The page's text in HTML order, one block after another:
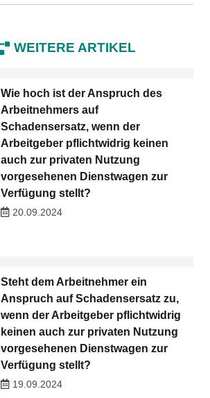
WEITERE ARTIKEL
Wie hoch ist der Anspruch des
Arbeitnehmers auf
Schadensersatz, wenn der
Arbeitgeber pflichtwidrig keinen
auch zur privaten Nutzung
vorgesehenen Dienstwagen zur
Verfügung stellt?
20.09.2024
Steht dem Arbeitnehmer ein
Anspruch auf Schadensersatz zu,
wenn der Arbeitgeber pflichtwidrig
keinen auch zur privaten Nutzung
vorgesehenen Dienstwagen zur
Verfügung stellt?
19.09.2024